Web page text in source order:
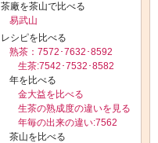
茶廠を茶山で比べる
易武山
レシピを比べる
熟茶：7572･7632･8592
生茶:7542･7532･8582
年を比べる
金大益を比べる
生茶の熟成度の違いを見る
年毎の出来の違い:7562
茶山を比べる